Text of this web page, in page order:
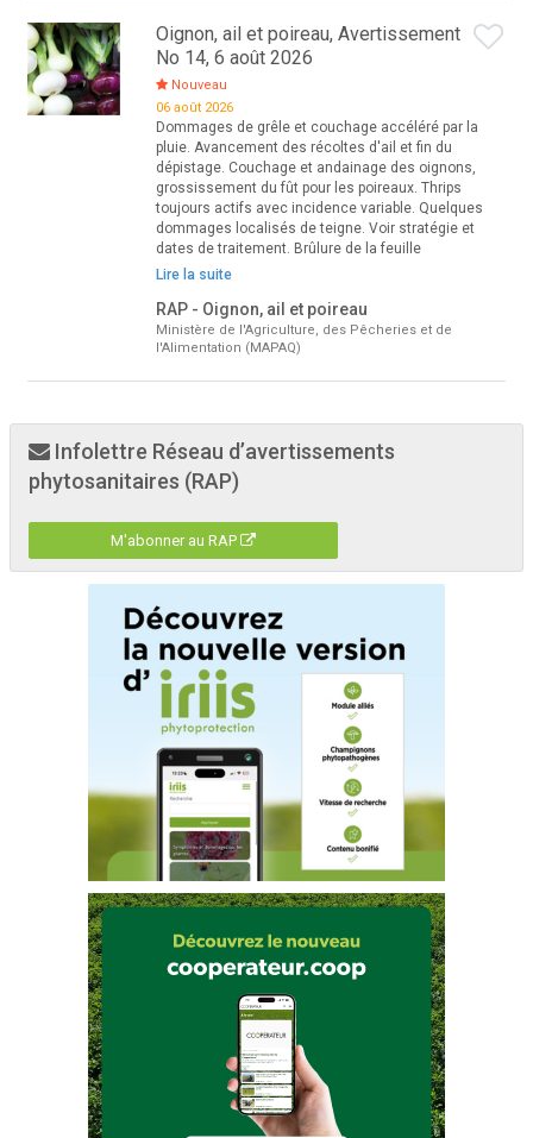
Oignon, ail et poireau, Avertissement
No 14, 6 août 2026
Nouveau
06 août 2026
Dommages de grêle et couchage accéléré par la
pluie. Avancement des récoltes d'ail et fin du
dépistage. Couchage et andainage des oignons,
grossissement du fût pour les poireaux. Thrips
toujours actifs avec incidence variable. Quelques
dommages localisés de teigne. Voir stratégie et
dates de traitement. Brûlure de la feuille
Lire la suite
RAP - Oignon, ail et poireau
Ministère de l'Agriculture, des Pêcheries et de
l'Alimentation (MAPAQ)
Infolettre Réseau d’avertissements
phytosanitaires (RAP)
M'abonner au RAP